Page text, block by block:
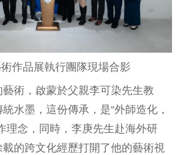
作品展執行團隊現場合影
術，啟蒙於父親李可染先生教
水墨，這份傳承，是“外師造化，
理念，同時，李庚先生赴海外研
的跨文化經歷打開了他的藝術視